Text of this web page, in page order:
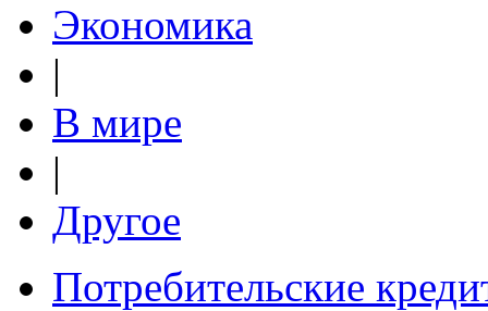
Экономика
|
В мире
|
Другое
Потребительские